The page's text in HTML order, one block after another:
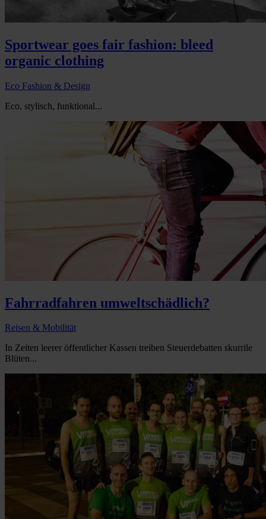
Sportwear goes fair fashion: bleed
organic clothing
Eco Fashion & Design
Eco, stylisch, funktional...
Fahrradfahren umweltschädlich?
Reisen & Mobilität
In Zeiten leerer öffentlicher Kassen treiben Steuerdebatten skurrile
Blüten...